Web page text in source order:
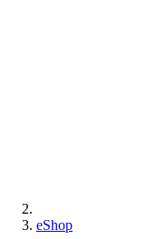
eShop